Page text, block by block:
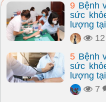
9 Bệnh
sức
lượng
12
5 Bệnh
sức
lượng
7